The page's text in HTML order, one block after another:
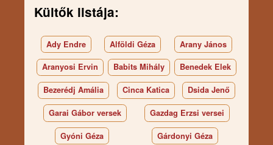
Kültők listája:
Ady Endre Alföldi Géza Arany János
Aranyosi Ervin Babits Mihály Benedek Elek
Bezerédj Amália Cinca Katica Dsida Jenő
Garai Gábor versek Gazdag Erzsi versei
Gyóni Géza Gárdonyi Géza